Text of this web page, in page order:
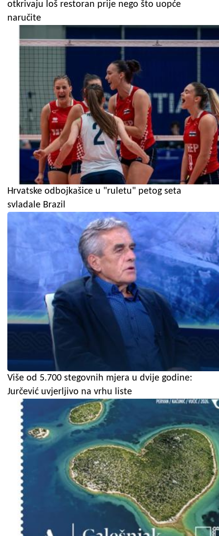
otkrivaju loš restoran prije nego što uopće
naručite
Hrvatske odbojkašice u "ruletu" petog seta
svladale Brazil
Više od 5.700 stegovnih mjera u dvije godine:
Jurčević uvjerljivo na vrhu liste